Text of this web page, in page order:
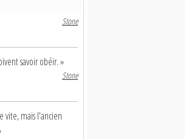
Stone
savoir obéir. »
Stone
vite, mais l'ancien